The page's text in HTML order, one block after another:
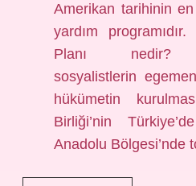
Amerikan tarihinin
yardım
Planı nedir?
sosyalistlerin
hükümetin
Birliği’nin
Anadolu Bölgesi’nde